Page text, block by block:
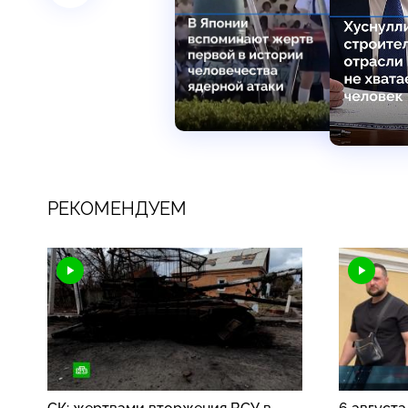
РЕКОМЕНДУЕМ